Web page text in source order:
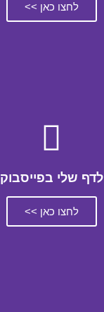
לחצו כאן >>
לדף שלי בפייסבוק
לחצו כאן >>